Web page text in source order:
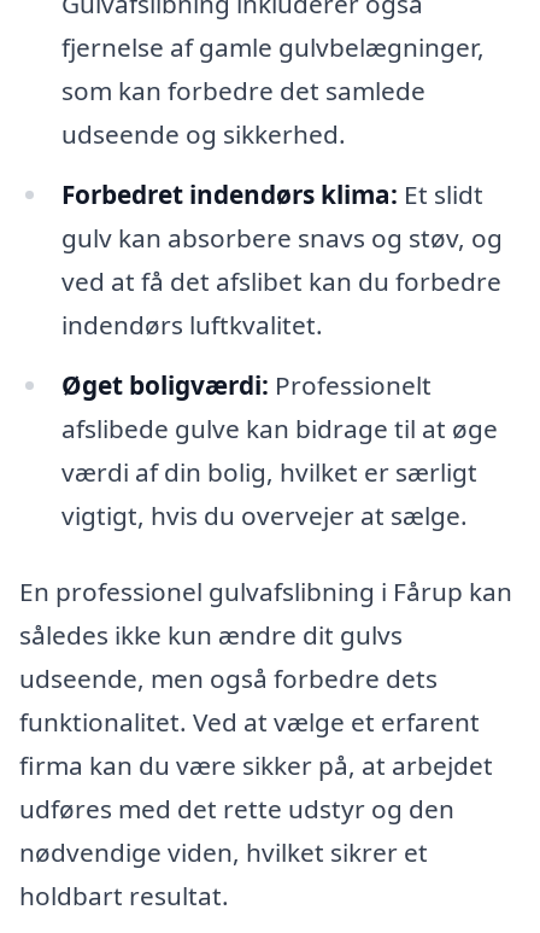
fjernelse af gamle gulvbelægninger,
som kan forbedre det samlede
udseende og sikkerhed.
Forbedret indendørs klima: Et slidt
gulv kan absorbere snavs og støv, og
ved at få det afslibet kan du forbedre
indendørs luftkvalitet.
Øget boligværdi: Professionelt
afslibede gulve kan bidrage til at øge
værdi af din bolig, hvilket er særligt
vigtigt, hvis du overvejer at sælge.
En professionel gulvafslibning i Fårup kan
således ikke kun ændre dit gulvs
udseende, men også forbedre dets
funktionalitet. Ved at vælge et erfarent
firma kan du være sikker på, at arbejdet
udføres med det rette udstyr og den
nødvendige viden, hvilket sikrer et
holdbart resultat.